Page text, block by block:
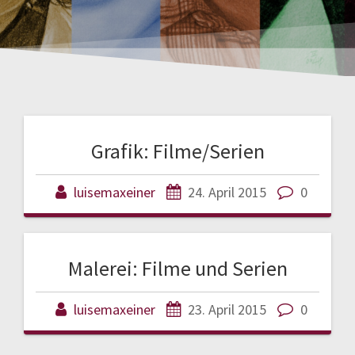
Grafik: Filme/Serien
luisemaxeiner 24. April 2015 0
Malerei: Filme und Serien
luisemaxeiner 23. April 2015 0